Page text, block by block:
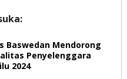
Baswedan Mendorong
Penyelenggara
2024